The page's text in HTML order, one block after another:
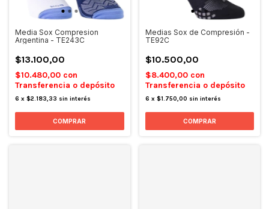
Media Sox Compresion
Argentina - TE243C
$13.100,00
$10.480,00 con
Transferencia o depósito
6 x $2.183,33 sin interés
COMPRAR
Medias Sox de Compresión -
TE92C
$10.500,00
$8.400,00 con
Transferencia o depósito
6 x $1.750,00 sin interés
COMPRAR